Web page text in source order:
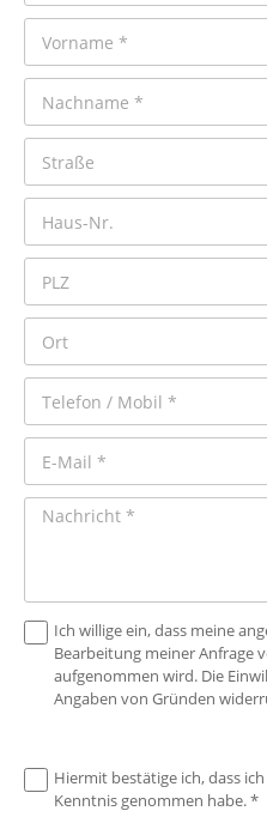
Ich willige ein, dass meine
Bearbeitung meiner Anfrage
aufgenommen wird. Die
Angaben von Gründen
Hiermit bestätige ich, dass
Kenntnis genommen habe. *